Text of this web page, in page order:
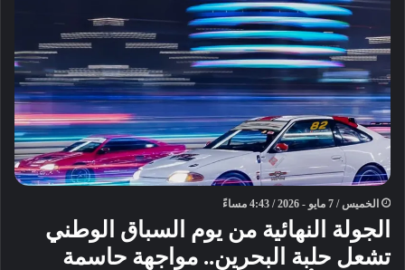
الخميس / 7 مايو - 2026 / 4:43 مساءً
الجولة النهائية من يوم السباق الوطني
تشعل حلبة البحرين.. مواجهة حاسمة